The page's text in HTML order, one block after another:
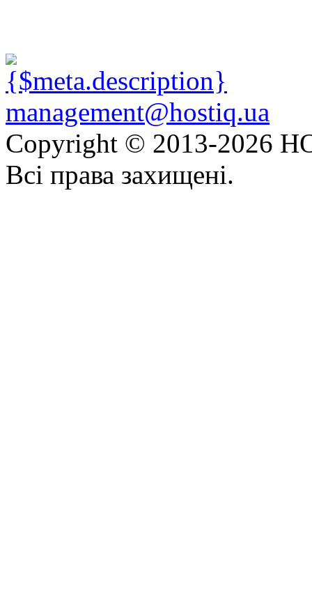
management@hostiq.ua
Copyright © 2013-2026
Всі права захищені.